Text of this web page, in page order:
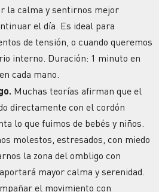
la calma y sentirnos mejor
el día. Es ideal para
de tensión, o cuando queremos
interno. Duración: 1 minuto en
cada mano.
Muchas teorías afirman que el
directamente con el cordón
lo que fuimos de bebés y niños.
molestos, estresados, con miedo
la zona del ombligo con
mayor calma y serenidad.
el movimiento con